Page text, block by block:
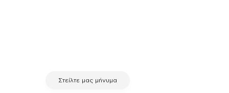
Στείλτε μας μήνυμα